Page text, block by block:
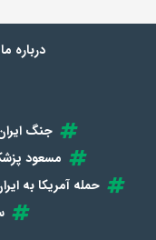
درباره ما
جنگ
مسعود
حمله آمریکا به